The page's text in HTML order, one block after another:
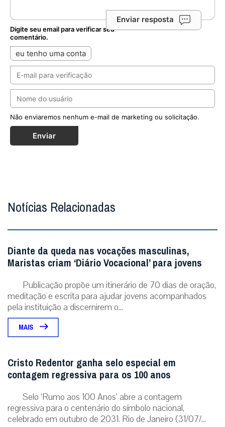
Enviar resposta
Digite seu email para verificar seu
comentário.
eu tenho uma conta
Não enviaremos nenhum e-mail de marketing ou solicitação.
Enviar
Notícias Relacionadas
Diante da queda nas vocações masculinas,
Maristas criam ‘Diário Vocacional’ para jovens
Publicação propõe um itinerário de 70 dias de oração,
meditação e escrita para ajudar jovens acompanhados
pela instituição a discernirem o...
MAIS
Cristo Redentor ganha selo especial em
contagem regressiva para os 100 anos
Selo ‘Rumo aos 100 Anos’ abre a contagem
regressiva para o centenário do símbolo nacional,
celebrado em outubro de 2031. Rio de Janeiro (31/07/...